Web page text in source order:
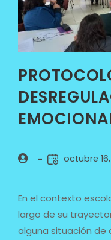
octubre
En el contexto
largo de su
alguna situación de